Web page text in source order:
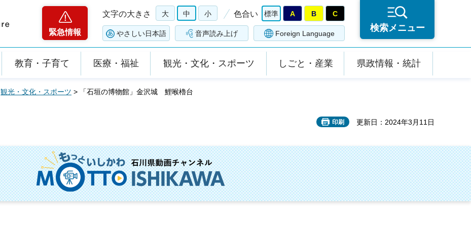
緊急情報
文字の大きさ 大 中 小 色合い 標準 A B C
やさしい日本語 音声読み上げ Foreign Language
検索メニュー
教育・子育て 医療・福祉 観光・文化・スポーツ しごと・産業 県政情報・統計
観光・文化・スポーツ > 「石垣の博物館」金沢城 鯉喉櫓台
印刷 更新日：2024年3月11日